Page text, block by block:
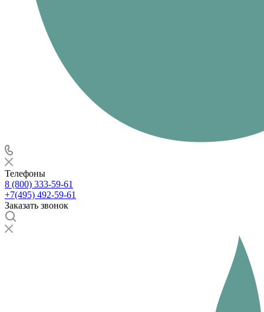
Телефоны
8 (800) 333-59-61
+7(495) 492-59-61
Заказать звонок